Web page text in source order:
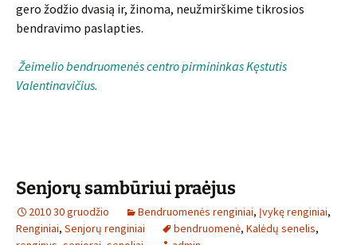
gero žodžio dvasią ir, žinoma, neužmirškime tikrosios
bendravimo paslapties.
Žeimelio bendruomenės centro pirmininkas Kęstutis
Valentinavičius.
Senjorų sambūriui praėjus
2010 30 gruodžio Bendruomenės renginiai, Įvykę renginiai,
Renginiai, Senjorų renginiai bendruomenė, Kalėdų senelis,